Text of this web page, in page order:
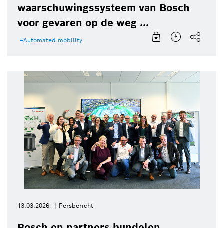
waarschuwingssysteem van Bosch
voor gevaren op de weg ...
Automated mobility
13.03.2026 Persbericht